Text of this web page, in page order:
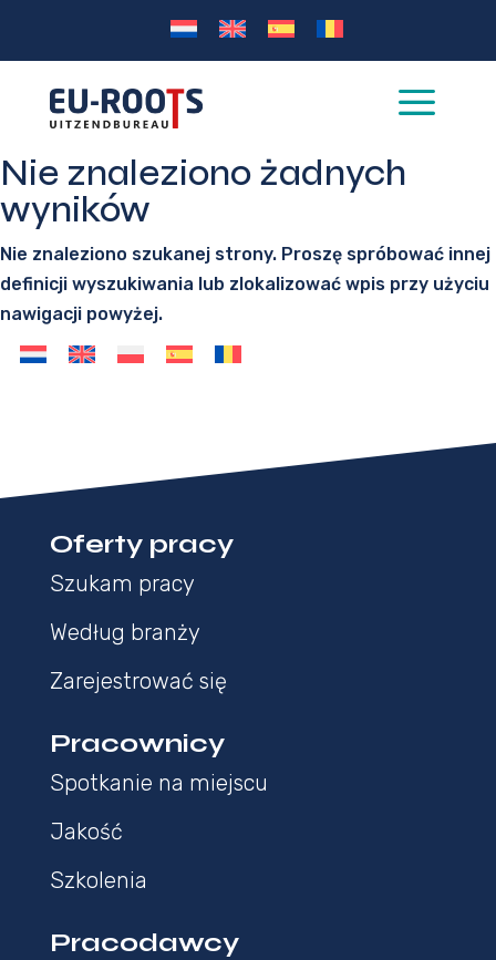
a
Nie znaleziono żadnych
wyników
Nie znaleziono szukanej strony. Proszę spróbować innej
definicji wyszukiwania lub zlokalizować wpis przy użyciu
nawigacji powyżej.
Oferty pracy
Szukam pracy
Według branży
Zarejestrować się
Pracownicy
Spotkanie na miejscu
Jakość
Szkolenia
Pracodawcy